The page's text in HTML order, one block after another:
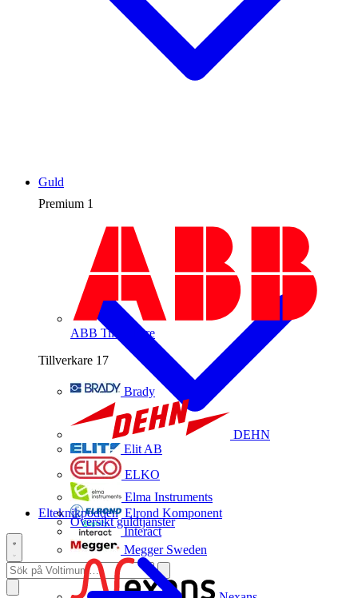
Premium 1
ABB Tillverkare
Tillverkare 17
Brady
DEHN
Elit AB
ELKO
Elma Instruments
Elrond Komponent
Interact
Megger Sweden
Guld
Översikt guldtjänster
Elteknikpodden